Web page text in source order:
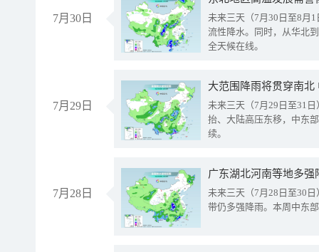
7月30日
未来三天（7月30日至8月
流性降水。同时，从华北
全天候在线。
7月29日
大范围降雨将贯穿南
未来三天（7月29日至31
抬、大陆高压东移，中东
续。
7月28日
广东湖北河南等地多
未来三天（7月28日至30
带仍多强降雨。本周中东